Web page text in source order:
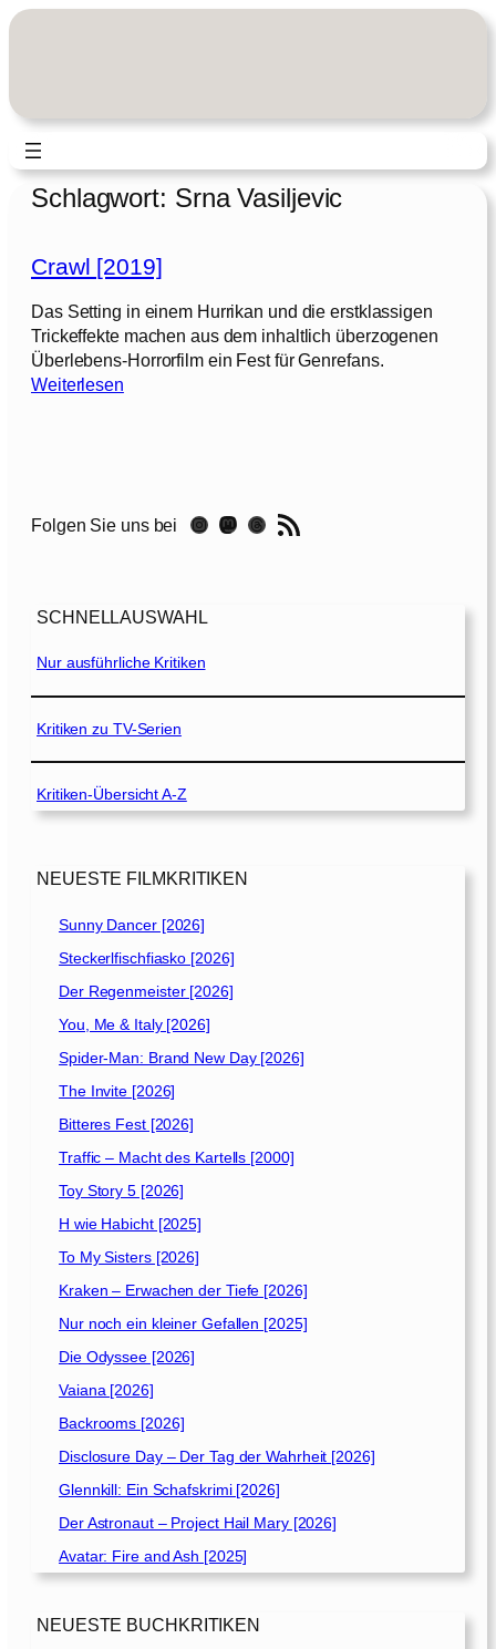
Zum
Schlagwort: Srna Vasiljevic
Crawl [2019]
Das Setting in einem Hurrikan und die erstklassigen
Trickeffekte machen aus dem inhaltlich überzogenen
Überlebens-Horrorfilm ein Fest für Genrefans.
Weiterlesen:
[
9
Folgen Sie uns bei Instagram Mastodon Threads RSS-Feed
SCHNELLAUSWAHL
Nur ausführliche Kritiken
Kritiken zu TV-Serien
Kritiken-Übersicht A-Z
NEUESTE FILMKRITIKEN
Sunny Dancer [2026]
Steckerlfischfiasko [2026]
Der Regenmeister [2026]
You, Me & Italy [2026]
Spider-Man: Brand New Day [2026]
The Invite [2026]
Bitteres Fest [2026]
Traffic – Macht des Kartells [2000]
Toy Story 5 [2026]
H wie Habicht [2025]
To My Sisters [2026]
Kraken – Erwachen der Tiefe [2026]
Nur noch ein kleiner Gefallen [2025]
Die Odyssee [2026]
Vaiana [2026]
Backrooms [2026]
Disclosure Day – Der Tag der Wahrheit [2026]
Glennkill: Ein Schafskrimi [2026]
Der Astronaut – Project Hail Mary [2026]
Avatar: Fire and Ash [2025]
NEUESTE BUCHKRITIKEN